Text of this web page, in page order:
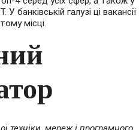
банківській галузі ці вакансії
місці.